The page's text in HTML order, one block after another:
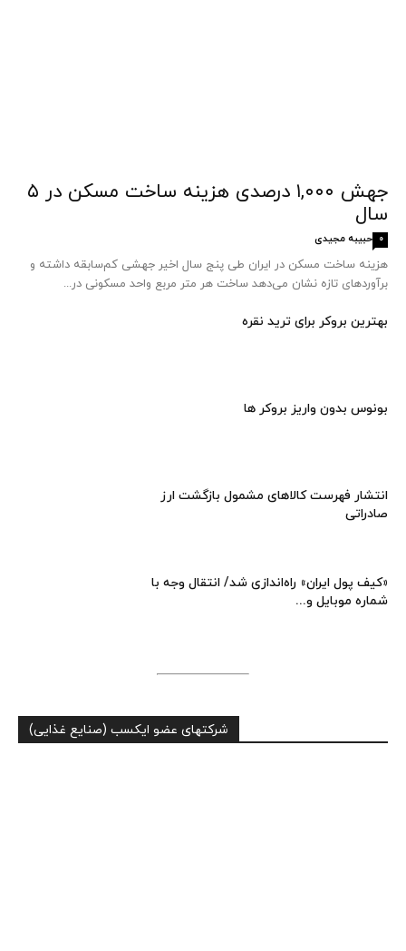
جهش ۱,۰۰۰ درصدی هزینه ساخت مسکن در ۵
سال
حبیبه مجیدی 0
هزینه ساخت مسکن در ایران طی پنج سال اخیر جهشی کم‌سابقه داشته و
برآوردهای تازه نشان می‌دهد ساخت هر متر مربع واحد مسکونی در...
بهترین بروکر برای ترید نقره
بونوس بدون واریز بروکر ها
انتشار فهرست کالاهای مشمول بازگشت ارز
صادراتی
«کیف پول ایران» راه‌اندازی شد/ انتقال وجه با
شماره موبایل و...
شرکتهای عضو ایکسب (صنایع غذایی)